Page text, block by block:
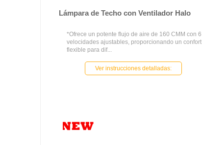
Lámpara de Techo con Ventilador Halo
*Ofrece un potente flujo de aire de 160 CMM con 6
velocidades ajustables, proporcionando un confort
flexible para dif...
Ver instrucciones detalladas: